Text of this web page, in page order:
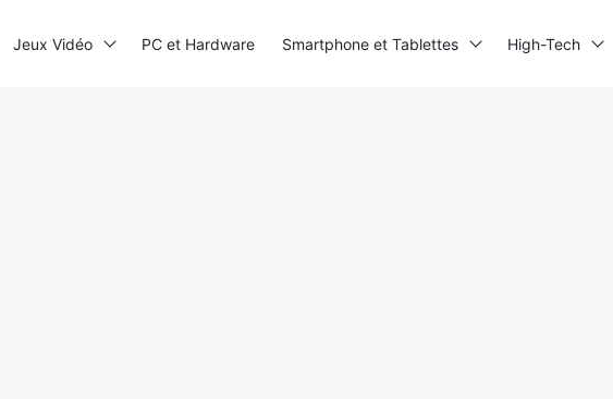
Jeux Vidéo PC et Hardware Smartphone et Tablettes High-Tech